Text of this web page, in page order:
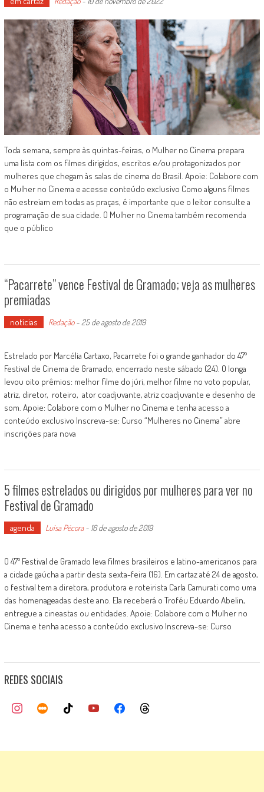
Toda semana, sempre às quintas-feiras, o Mulher no Cinema prepara
uma lista com os filmes dirigidos, escritos e/ou protagonizados por
mulheres que chegam às salas de cinema do Brasil. Apoie: Colabore com
o Mulher no Cinema e acesse conteúdo exclusivo Como alguns filmes
não estreiam em todas as praças, é importante que o leitor consulte a
programação de sua cidade. O Mulher no Cinema também recomenda
que o público
“Pacarrete” vence Festival de Gramado; veja as mulheres
premiadas
notícias Redação- 25 de agosto de 2019
Estrelado por Marcélia Cartaxo, Pacarrete foi o grande ganhador do 47º
Festival de Cinema de Gramado, encerrado neste sábado (24). O longa
levou oito prêmios: melhor filme do júri, melhor filme no voto popular,
atriz, diretor, roteiro, ator coadjuvante, atriz coadjuvante e desenho de
som. Apoie: Colabore com o Mulher no Cinema e tenha acesso a
conteúdo exclusivo Inscreva-se: Curso “Mulheres no Cinema” abre
inscrições para nova
5 filmes estrelados ou dirigidos por mulheres para ver no
Festival de Gramado
agenda Luísa Pécora- 16 de agosto de 2019
O 47º Festival de Gramado leva filmes brasileiros e latino-americanos para
a cidade gaúcha a partir desta sexta-feira (16). Em cartaz até 24 de agosto,
o festival tem a diretora, produtora e roteirista Carla Camurati como uma
das homenageadas deste ano. Ela receberá o Troféu Eduardo Abelin,
entregue a cineastas ou entidades. Apoie: Colabore com o Mulher no
Cinema e tenha acesso a conteúdo exclusivo Inscreva-se: Curso
REDES SOCIAIS